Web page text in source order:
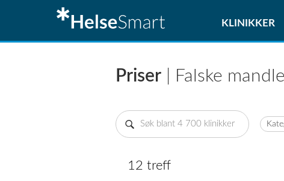
KLINIKKER
Priser | Falske
12 treff